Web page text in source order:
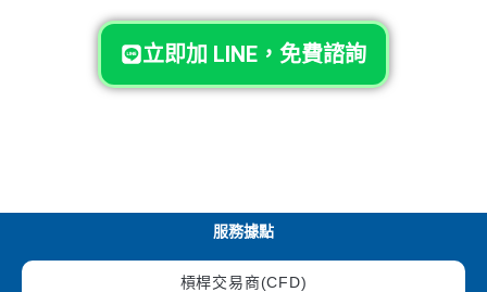
立即加 LINE，免費諮詢
服務據點
槓桿交易商(CFD)